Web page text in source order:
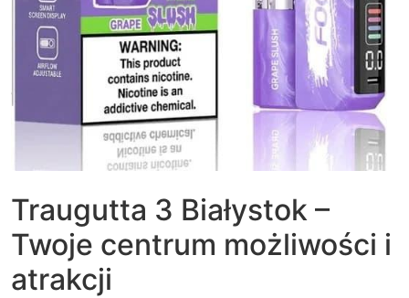
Traugutta 3 Białystok –
Twoje centrum możliwości i
atrakcji